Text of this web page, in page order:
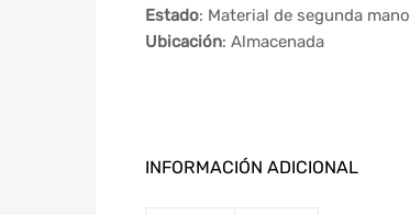
Estado: Material de segunda mano
Ubicación: Almacenada
INFORMACIÓN ADICIONAL